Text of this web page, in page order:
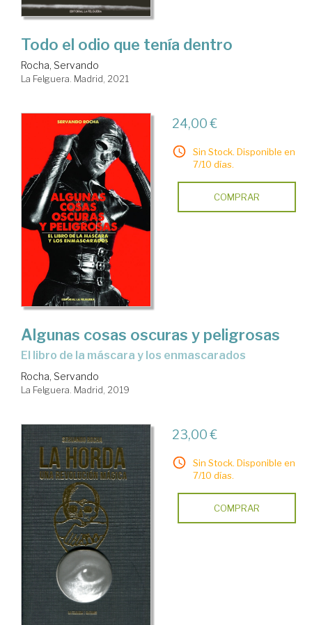
Todo el odio que tenía dentro
Rocha, Servando
La Felguera. Madrid, 2021
24,00 €
Sin Stock. Disponible en
7/10 días.
COMPRAR
Algunas cosas oscuras y peligrosas
el libro de la máscara y los enmascarados
Rocha, Servando
La Felguera. Madrid, 2019
23,00 €
Sin Stock. Disponible en
7/10 días.
COMPRAR